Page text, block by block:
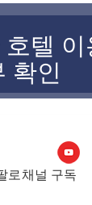
텔
확인
로채널 구독